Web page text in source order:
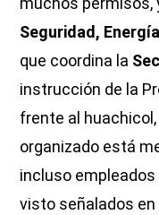
Seguridad,
que coordina la
instrucción de la
frente al
organizado está
incluso
visto señalados